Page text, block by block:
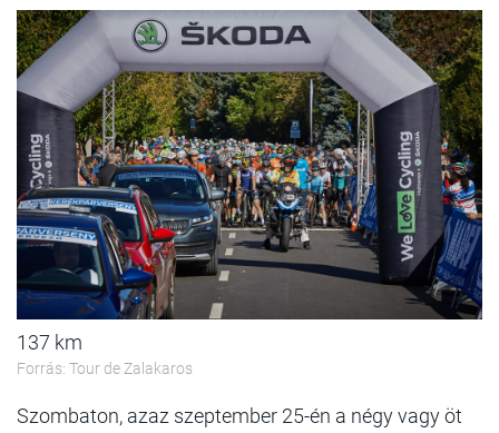
137 km
Forrás: Tour de Zalakaros
Szombaton, azaz szeptember 25-én a négy vagy öt